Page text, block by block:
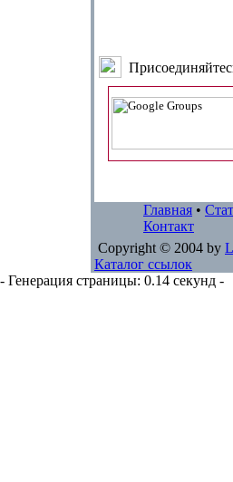
Главная •
Контакт
Copyright © 2004 by
Каталог ссылок
- Генерация страницы: 0.14 секунд -